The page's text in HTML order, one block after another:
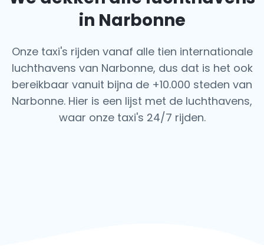
in Narbonne
Onze taxi's rijden vanaf alle tien internationale
luchthavens van Narbonne, dus dat is het ook
bereikbaar vanuit bijna de +10.000 steden van
Narbonne. Hier is een lijst met de luchthavens,
waar onze taxi's 24/7 rijden.